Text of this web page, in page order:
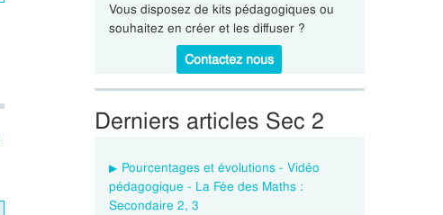
Vous disposez de kits pédagogiques ou
souhaitez en créer et les diffuser ?
Contactez nous
Derniers articles Sec 2
Pourcentages et évolutions - Vidéo
pédagogique - La Fée des Maths :
Secondaire 2, 3